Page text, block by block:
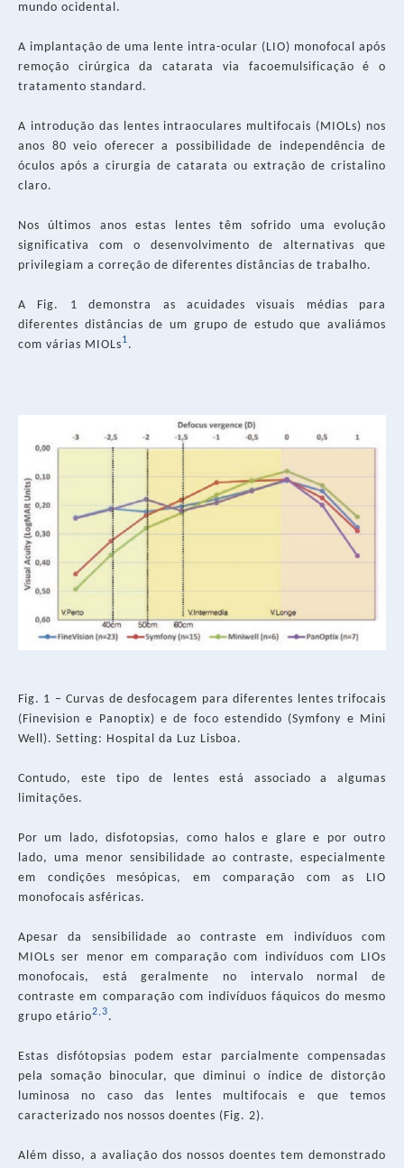
mundo ocidental.
A implantação de uma lente intra-ocular (LIO) monofocal após
remoção cirúrgica da catarata via facoemulsificação é o
tratamento standard.
A introdução das lentes intraoculares multifocais (MIOLs) nos
anos 80 veio oferecer a possibilidade de independência de
óculos após a cirurgia de catarata ou extração de cristalino
claro.
Nos últimos anos estas lentes têm sofrido uma evolução
significativa com o desenvolvimento de alternativas que
privilegiam a correção de diferentes distâncias de trabalho.
A Fig. 1 demonstra as acuidades visuais médias para
diferentes distâncias de um grupo de estudo que avaliámos
com várias MIOLs1.
Fig. 1 – Curvas de desfocagem para diferentes lentes trifocais
(Finevision e Panoptix) e de foco estendido (Symfony e Mini
Well). Setting: Hospital da Luz Lisboa.
Contudo, este tipo de lentes está associado a algumas
limitações.
Por um lado, disfotopsias, como halos e glare e por outro
lado, uma menor sensibilidade ao contraste, especialmente
em condições mesópicas, em comparação com as LIO
monofocais asféricas.
Apesar da sensibilidade ao contraste em indivíduos com
MIOLs ser menor em comparação com indivíduos com LIOs
monofocais, está geralmente no intervalo normal de
contraste em comparação com indivíduos fáquicos do mesmo
grupo etário2,3.
Estas disfótopsias podem estar parcialmente compensadas
pela somação binocular, que diminui o índice de distorção
luminosa no caso das lentes multifocais e que temos
caracterizado nos nossos doentes (Fig. 2).
Além disso, a avaliação dos nossos doentes tem demonstrado